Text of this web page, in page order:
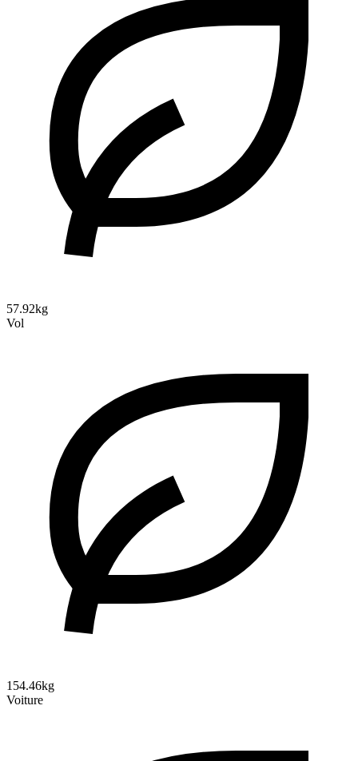
57.92kg
Vol
154.46kg
Voiture